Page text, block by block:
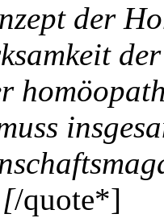
der
/quote*]